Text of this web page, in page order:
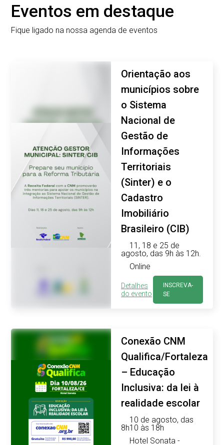
Eventos em destaque
Fique ligado na nossa agenda de eventos
Orientação aos
municípios sobre
o Sistema
Nacional de
Gestão de
Informações
Territoriais
(Sinter) e o
Cadastro
Imobiliário
Brasileiro (CIB)
11, 18 e 25 de
agosto, das 9h às 12h.
Online
Detalhes
do evento
INSCREVA-
SE
Conexão CNM
Qualifica/Fortaleza
– Educação
Inclusiva: da lei à
realidade escolar
10 de agosto, das
8h10 às 18h
Hotel Sonata -